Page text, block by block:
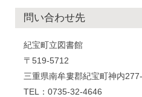
問い合わせ先
紀宝町立図書館
〒519-5712
三重県南牟婁郡紀宝町神内
TEL：0735-32-4646